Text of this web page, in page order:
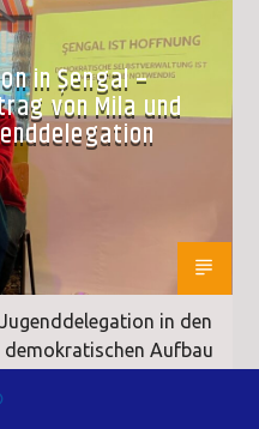
in Şengal –
von Mila und
in den
Aufbau
Gast, um von der Reise